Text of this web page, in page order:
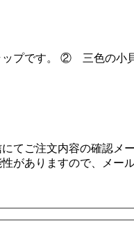
です。 ② 三色の小
てご注文内容の確認メ
がありますので、メー